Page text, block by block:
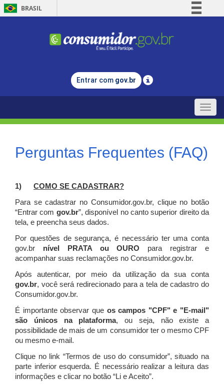
BRASIL
Comunica BR
Legislação
Entrar com gov.br
Toggle
Perguntas Frequentes (FAQ)
1) COMO SE CADASTRAR?
Para se cadastrar no Consumidor.gov.br, clique no botão
“Entrar com gov.br”, disponível no canto superior direito da
tela, e preencha seus dados.
Por questões de segurança, é necessário ter uma conta
gov.br nível PRATA ou OURO para registrar e
acompanhar suas reclamações no Consumidor.gov.br.
Após autenticar, por meio da utilização da sua conta
gov.br, você será redirecionado para a tela de cadastro do
Consumidor.gov.br.
É importante observar que os campos "CPF" e "E-mail"
são únicos na plataforma, ou seja, não existe a
possibilidade de mais de um consumidor ter o mesmo CPF
ou mesmo e-mail.
Clique no link “Termos de uso do consumidor”, situado na
parte inferior esquerda. É necessário realizar a leitura das
informações e clicar no botão “Li e Aceito”.